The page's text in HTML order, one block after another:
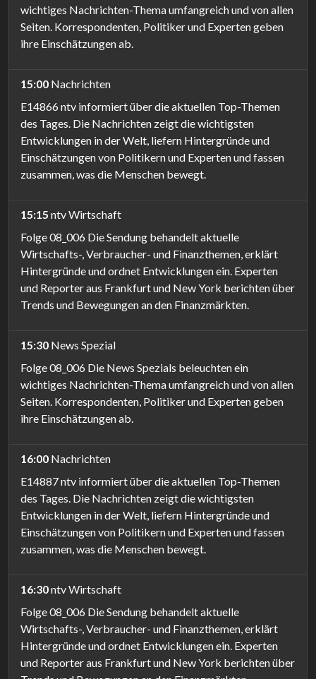
wichtiges Nachrichten-Thema umfangreich und von allen
Seiten. Korrespondenten, Politiker und Experten geben
ihre Einschätzungen ab.
15:00 Nachrichten
E14866 ntv informiert über die aktuellen Top-Themen
des Tages. Die Nachrichten zeigt die wichtigsten
Entwicklungen in der Welt, liefern Hintergründe und
Einschätzungen von Politikern und Experten und fassen
zusammen, was die Menschen bewegt.
15:15 ntv Wirtschaft
Folge 08_006 Die Sendung behandelt aktuelle
Wirtschafts-, Verbraucher- und Finanzthemen, erklärt
Hintergründe und ordnet Entwicklungen ein. Experten
und Reporter aus Frankfurt und New York berichten über
Trends und Bewegungen an den Finanzmärkten.
15:30 News Spezial
Folge 08_006 Die News Spezials beleuchten ein
wichtiges Nachrichten-Thema umfangreich und von allen
Seiten. Korrespondenten, Politiker und Experten geben
ihre Einschätzungen ab.
16:00 Nachrichten
E14887 ntv informiert über die aktuellen Top-Themen
des Tages. Die Nachrichten zeigt die wichtigsten
Entwicklungen in der Welt, liefern Hintergründe und
Einschätzungen von Politikern und Experten und fassen
zusammen, was die Menschen bewegt.
16:30ntv Wirtschaft
Folge 08_006 Die Sendung behandelt aktuelle
Wirtschafts-, Verbraucher- und Finanzthemen, erklärt
Hintergründe und ordnet Entwicklungen ein. Experten
und Reporter aus Frankfurt und New York berichten über